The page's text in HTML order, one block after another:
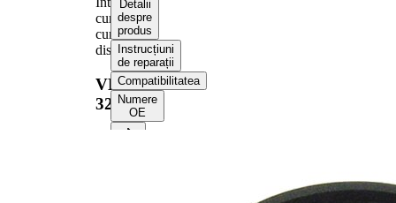
curea,
curea
distributie
VKM
32050
Detalii
despre
produs
Instrucțiuni
de reparații
Compatibilitatea
Numere
OE